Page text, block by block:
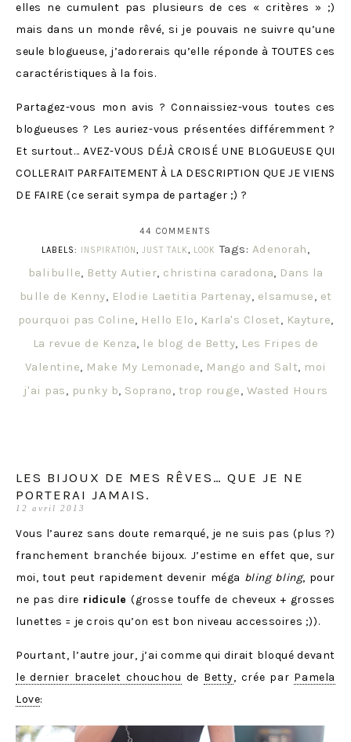
elles ne cumulent pas plusieurs de ces « critères » ;)
mais dans un monde rêvé, si je pouvais ne suivre qu’une
seule blogueuse, j’adorerais qu’elle réponde à TOUTES ces
caractéristiques à la fois.
Partagez-vous mon avis ? Connaissiez-vous toutes ces
blogueuses ? Les auriez-vous présentées différemment ?
Et surtout… AVEZ-VOUS DÉJÀ CROISÉ UNE BLOGUEUSE QUI
COLLERAIT PARFAITEMENT À LA DESCRIPTION QUE JE VIENS
DE FAIRE (ce serait sympa de partager ;) ?
44 COMMENTS
LABELS:
INSPIRATION , JUST TALK, LOOK Tags: Adenorah,
balibulle, Betty Autier, christina caradona, Dans la
bulle de Kenny, Elodie Laetitia Partenay, elsamuse, et
pourquoi pas Coline, Hello Elo, Karla's Closet, Kayture,
La revue de Kenza, le blog de Betty, Les Fripes de
Valentine, Make My Lemonade, Mango and Salt, moi
j'ai pas, punky b, Soprano, trop rouge, Wasted Hours
LES BIJOUX DE MES RÊVES… QUE JE NE
PORTERAI JAMAIS.
12 avril 2013
Vous l’aurez sans doute remarqué, je ne suis pas (plus ?)
franchement branchée bijoux. J’estime en effet que, sur
moi, tout peut rapidement devenir méga bling bling, pour
ne pas dire ridicule (grosse touffe de cheveux + grosses
lunettes = je crois qu’on est bon niveau accessoires ;)).
Pourtant, l’autre jour, j’ai comme qui dirait bloqué devant
le dernier bracelet chouchou de Betty, crée par Pamela
Love: